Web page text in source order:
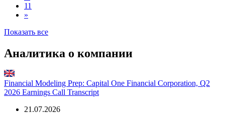
11
»
Показать все
Аналитика о компании
Financial Modeling Prep: Capital One Financial Corporation, Q2
2026 Earnings Call Transcript
21.07.2026